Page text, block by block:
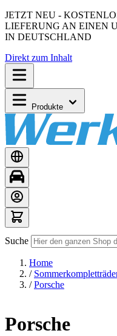
JETZT NEU -
LIEFERUNG AN EINEN
IN DEUTSCHLAND
Direkt zum Inhalt
Produkte
Suche
Home
/
/ Porsche
Porsche